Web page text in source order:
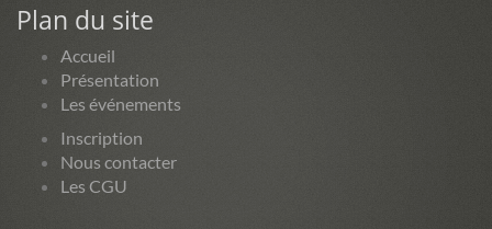
Plan du site
Accueil
Présentation
Les événements
Inscription
Nous contacter
Les CGU